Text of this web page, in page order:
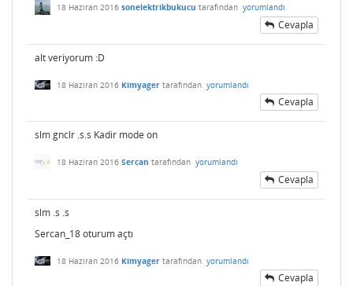
18 Haziran 2016 sonelektrikbukucu tarafından yorumlandı
Cevapla
alt veriyorum :D
18 Haziran 2016 Kimyager tarafından yorumlandı
Cevapla
slm gnclr .s.s Kadir mode on
18 Haziran 2016 Sercan tarafından yorumlandı
Cevapla
slm .s .s
Sercan_18 oturum açtı
18 Haziran 2016 Kimyager tarafından yorumlandı
Cevapla